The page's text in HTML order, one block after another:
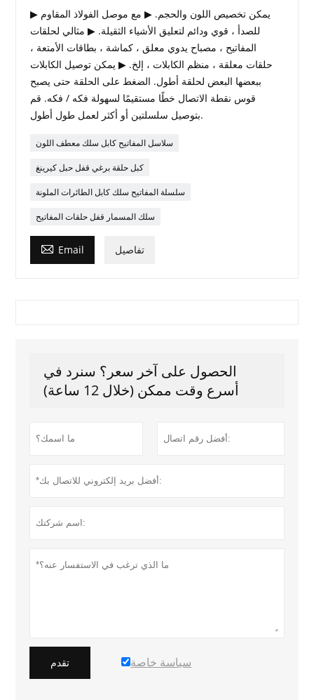
▶ يمكن تخصيص اللون والحجم. ▶ مع موصل الفولاذ المقاوم
للصدأ ، قوي ودائم لتعليق الأشياء الثقيلة. ▶ مثالي لحلقات
المفاتيح ، مصباح يدوي معلق ، كماشة ، بطاقات الأمتعة ،
حلقات معلقة ، منظم الكابلات ، إلخ. ▶ يمكن توصيل الكابلات
ببعضها البعض لحلقة أطول. الضغط على الحلقة حتى يصبح
قوس نقطة الاتصال خطًا مستقيمًا لسهولة فكه / فكه. قم
بتوصيل سلسلتين أو أكثر لعمل طول أطول.
سلاسل المفاتيح كابل سلك معطف اللون
كبل حلقة برغي قفل حبل كيرينغ
سلسلة المفاتيح سلك كابل الطائرات الملونة
سلك المسمار قفل حلقات المفاتيح
 Email تفاصيل
الحصول على آخر سعر؟ سنرد في
أسرع وقت ممكن (خلال 12 ساعة)
تقدم سياسة خاصة